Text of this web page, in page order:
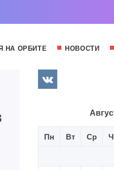
НА ОРБИТЕ НОВОСТИ
Пн Вт Ср